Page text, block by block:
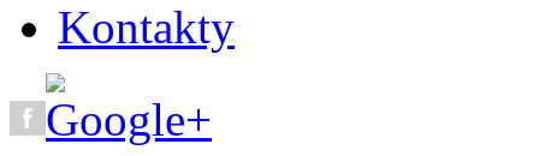
Kontakty